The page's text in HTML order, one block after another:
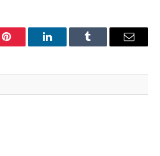
Pinterest LinkedInTumblr
E-